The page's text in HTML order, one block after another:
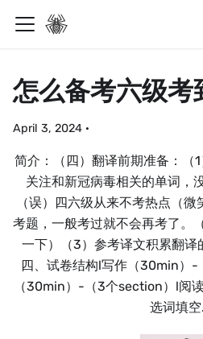
怎么备考六级考
April 3, 2024 ·
简介：（四）翻译前期准备：（
关注和新冠病毒相关的单词，
（误）四六级从来不考热点（
考题，一般考过就不会再考了。
一下）（3）参考译文积累翻译
四、试卷结构l写作（30min）
（30min）-（3个section）l阅
选词填空